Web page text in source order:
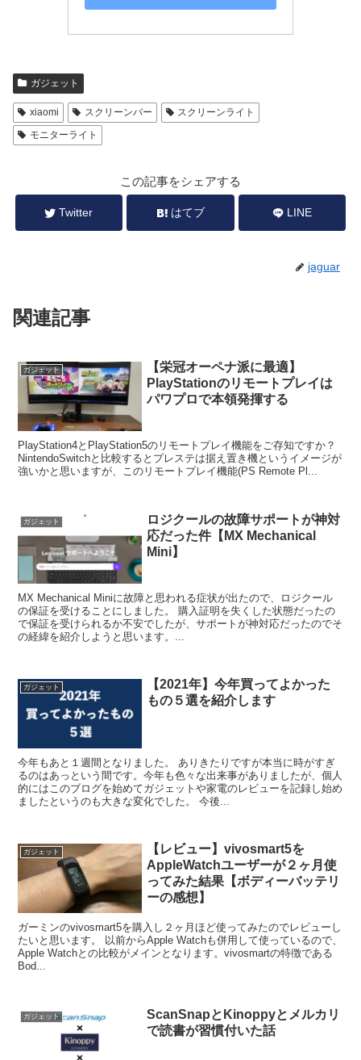
ガジェット
xiaomi スクリーンバー
スクリーンライト
モニターライト
この記事をシェアする
Twitter はてブ LINE
jaguar
関連記事
ガジェット
【栄冠オーペナ派に最適】
PlayStationのリモートプレイは
パワプロで本領発揮する
PlayStation4とPlayStation5のリモートプレイ機能をご存知ですか？
NintendoSwitchと比較するとプレステは据え置き機というイメージが
強いかと思いますが、このリモートプレイ機能(PS Remote Pl...
ガジェット
ロジクールの故障サポートが神対
応だった件【MX Mechanical
Mini】
MX Mechanical Miniに故障と思われる症状が出たので、ロジクール
の保証を受けることにしました。 購入証明を失くした状態だったの
で保証を受けられるか不安でしたが、サポートが神対応だったのでそ
の経緯を紹介しようと思います。...
ガジェット
【2021年】今年買ってよかった
もの５選を紹介します
今年もあと１週間となりました。 ありきたりですが本当に時がすぎ
るのはあっという間です。今年も色々な出来事がありましたが、個人
的にはこのブログを始めてガジェットや家電のレビューを記録し始め
ましたというのも大きな変化でした。 今後...
ガジェット
【レビュー】vivosmart5を
AppleWatchユーザーが２ヶ月使
ってみた結果【ボディーバッテリ
ーの感想】
ガーミンのvivosmart5を購入し２ヶ月ほど使ってみたのでレビューし
たいと思います。 以前からApple Watchも併用して使っているので、
Apple Watchとの比較がメインとなります。vivosmartの特徴である
Bod...
ガジェット
ScanSnapとKinoppyとメルカリ
で読書が習慣付いた話